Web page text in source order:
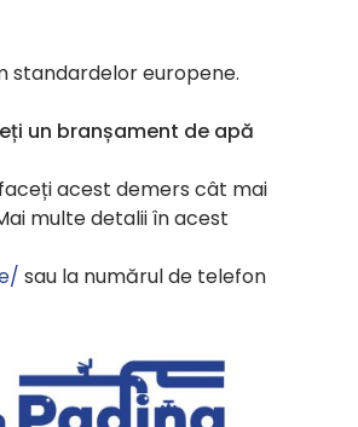
standardelor europene.
un branșament de apă
acest demers cât mai
multe detalii în acest
sau la numărul de telefon